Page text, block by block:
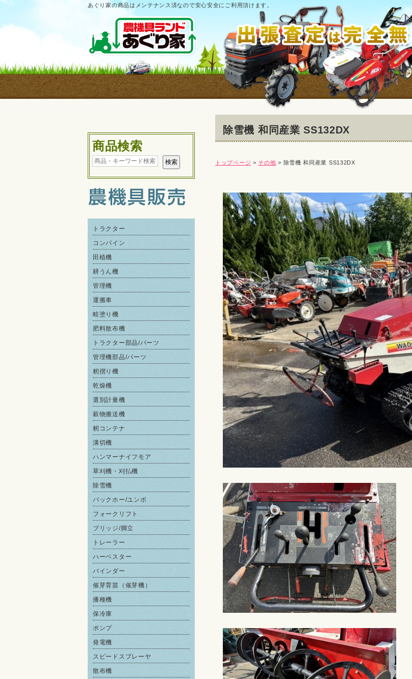
あぐり家の商品はメンテナンス済なので安心安全にご利用頂けます。
商品検索
トラクター
コンバイン
田植機
耕うん機
管理機
運搬車
畦塗り機
肥料散布機
トラクター部品/パーツ
管理機部品/パーツ
籾摺り機
乾燥機
選別計量機
穀物搬送機
籾コンテナ
溝切機
ハンマーナイフモア
草刈機・刈払機
除雪機
バックホー/ユンボ
フォークリフト
ブリッジ/脚立
トレーラー
ハーベスター
バインダー
催芽育苗（催芽機）
播種機
保冷庫
ポンプ
発電機
スピードスプレーヤ
散布機
除雪機 和同産業 SS132DX
トップページ > その他 > 除雪機 和同産業 SS132DX